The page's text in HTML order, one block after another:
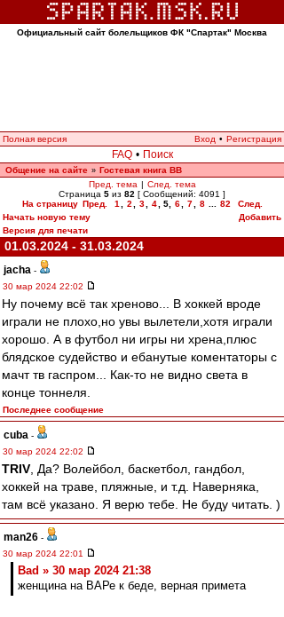
Официальный сайт болельщиков ФК "Спартак" Москва
Полная версия Вход • Регистрация
FAQ • Поиск
Общение на сайте » Гостевая книга ВВ
Пред. тема | След. тема
Страница 5 из 82 [ Сообщений: 4091 ]
На страницу Пред. 1 2 3 4 5, 6 7 8 82
След.
Начать новую тему
Добавить
Версия для печати
01.03.2024 - 31.03.2024
jacha -
30 мар 2024 22:02
Ну почему всё так хреново... В хоккей вроде
играли не плохо,но увы вылетели,хотя играли
хорошо. А в футбол ни игры ни хрена,плюс
блядское судейство и ебанутые коментаторы с
мачт тв гаспром... Как-то не видно света в
конце тоннеля.
Последнее сообщение
cuba -
30 мар 2024 22:02
TRIV , Да? Волейбол, баскетбол, гандбол,
хоккей на траве, пляжные, и т.д. Наверняка,
там всё указано. Я верю тебе. Не буду читать. )
man26 -
30 мар 2024 22:01
Bad » 30 мар 2024 21:38
женщина на ВАРе к беде, верная примета